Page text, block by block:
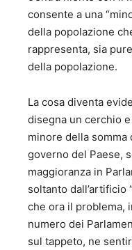
consente a una
della popolazione
rappresenta, sia
della popolazione.
La cosa diventa
disegna un cerchio
minore della
governo del Paese,
maggioranza in
soltanto dall’artificio
che ora il problema,
numero dei
sul tappeto, ne